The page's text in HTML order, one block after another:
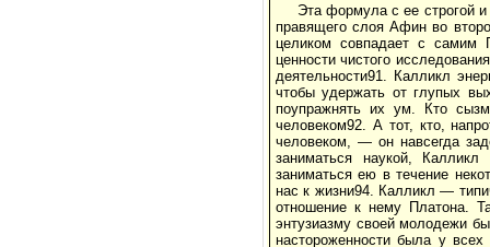
Эта формула с ее строгой и
правящего слоя Афин во
целиком совпадает с самим
ценности чистого
деятельности91. Калликл
чтобы удержать от глупых
поупражнять их ум. Кто
человеком92. А тот, кто,
человеком, — он навсегда
заниматься наукой,
заниматься ею в течение
нас к жизни94. Калликл —
отношение к нему Платона.
энтузиазму своей молодежи
настороженности была у